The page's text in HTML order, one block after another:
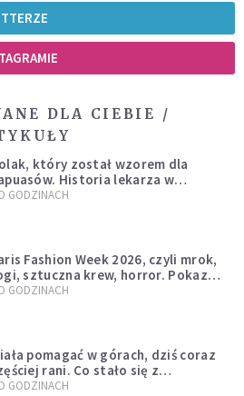
DLA CIEBIE /
który został wzorem dla
Historia lekarza w
który uleczył dżunglę
GODZINACH
Fashion Week 2026, czyli mrok,
sztuczna krew, horror. Pokaz
czy fascynacja diabłem?
GODZINACH
pomagać w górach, dziś coraz
rani. Co stało się z
GODZINACH